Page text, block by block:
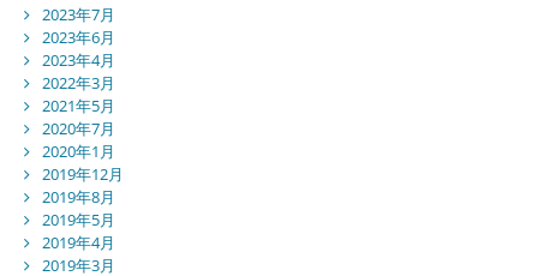
2023年7月
2023年6月
2023年4月
2022年3月
2021年5月
2020年7月
2020年1月
2019年12月
2019年8月
2019年5月
2019年4月
2019年3月